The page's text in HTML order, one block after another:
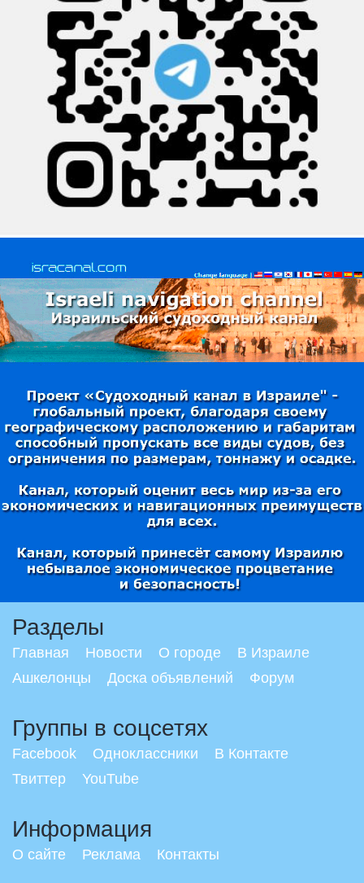
Разделы
Главная Новости О городе
В Израиле
Ашкелонцы
Доска объявлений Форум
Группы в соцсетях
Facebook Одноклассники
В Контакте
Твиттер
YouTube
Информация
О сайте Реклама Контакты